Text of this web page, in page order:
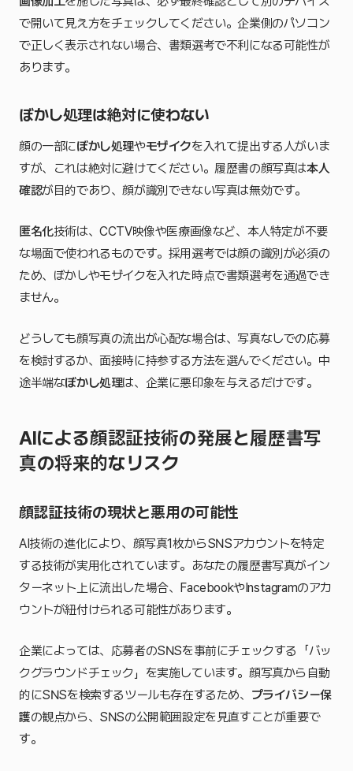
で開いて見え方をチェックしてください。企業側のパソコン
で正しく表示されない場合、書類選考で不利になる可能性が
あります。
ぼかし処理は絶対に使わない
顔の一部にぼかし処理やモザイクを入れて提出する人がいま
すが、これは絶対に避けてください。履歴書の顔写真は本人
確認が目的であり、顔が識別できない写真は無効です。
匿名化技術は、CCTV映像や医療画像など、本人特定が不要
な場面で使われるものです。採用選考では顔の識別が必須の
ため、ぼかしやモザイクを入れた時点で書類選考を通過でき
ません。
どうしても顔写真の流出が心配な場合は、写真なしでの応募
を検討するか、面接時に持参する方法を選んでください。中
途半端なぼかし処理は、企業に悪印象を与えるだけです。
AIによる顔認証技術の発展と履歴書写
真の将来的なリスク
顔認証技術の現状と悪用の可能性
AI技術の進化により、顔写真1枚からSNSアカウントを特定
する技術が実用化されています。あなたの履歴書写真がイン
ターネット上に流出した場合、FacebookやInstagramのアカ
ウントが紐付けられる可能性があります。
企業によっては、応募者のSNSを事前にチェックする「バッ
クグラウンドチェック」を実施しています。顔写真から自動
的にSNSを検索するツールも存在するため、 プライバシー保
護の観点から、SNSの公開範囲設定を見直すことが重要で
す。